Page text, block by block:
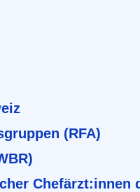
(RFA)
Chefärzt:innen